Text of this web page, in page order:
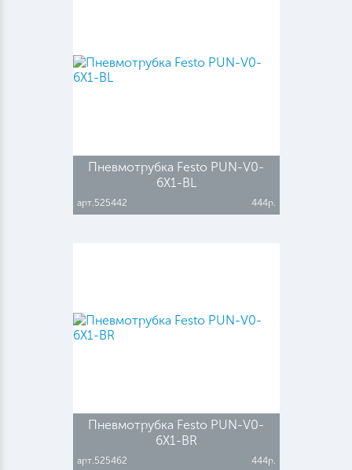
Пневмотрубка Festo PUN-V0-
6X1-BL
арт.525442 444р.
Пневмотрубка Festo PUN-V0-
6X1-BR
арт.525462 444р.